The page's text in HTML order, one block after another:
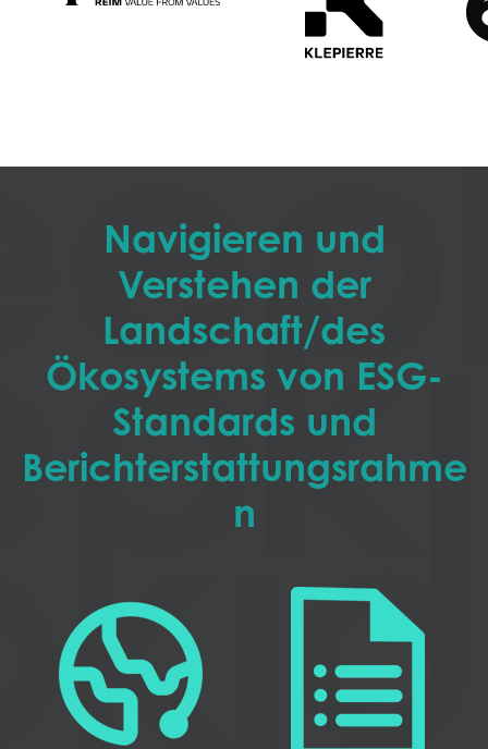
Navigieren und
Verstehen der
Landschaft/des
Ökosystems von ESG-
Standards und
Berichterstattungsrahme
n